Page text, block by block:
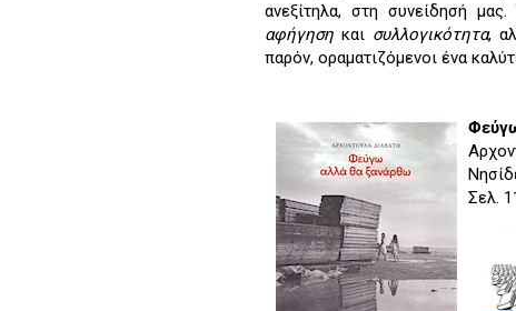
ανεξίτηλα, στη συνείδησή
αφήγησηκαι συλλογικότητα,
παρόν, οραματιζόμενοι ένα
Σελ.